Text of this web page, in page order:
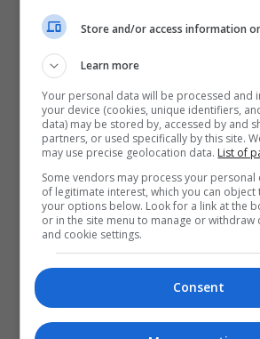
النفط يرحلون إلى الخط
Store and/or access information
Learn more
Your personal data will be processed and
your device (cookies, unique identifiers,
data) may be stored by, accessed by and
partners, or used specifically by this site.
may use precise geolocation data. List of
Some vendors may process your personal
of legitimate interest, which you can object
your options below. Look for a link at the
or in the site menu to manage or withdraw
and cookie settings.
Consent